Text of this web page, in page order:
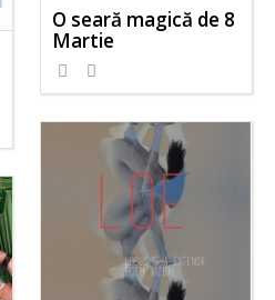
O seară magică de 8
Martie